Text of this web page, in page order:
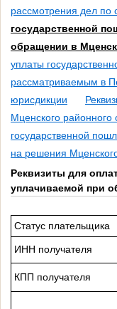
рассмотрения дел по
государственной
обращении в
уплаты
рассматриваемым в
юрисдикции
Мценского районного
государственной
на решения
Реквизиты для
уплачиваемой при
Статус плательщика
ИНН получателя
КПП получателя